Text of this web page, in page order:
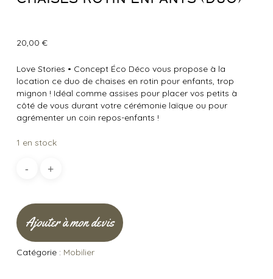
20,00 €
Love Stories • Concept Éco Déco vous propose à la
location ce duo de chaises en rotin pour enfants, trop
mignon ! Idéal comme assises pour placer vos petits à
côté de vous durant votre cérémonie laïque ou pour
agrémenter un coin repos-enfants !
1 en stock
Ajouter à mon devis
Catégorie : Mobilier